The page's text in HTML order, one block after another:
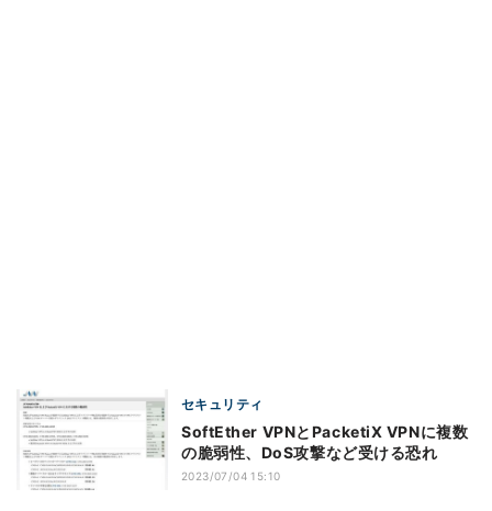
セキュリティ
SoftEther VPNとPacketiX VPNに複数
の脆弱性、DoS攻撃など受ける恐れ
2023/07/04 15:10